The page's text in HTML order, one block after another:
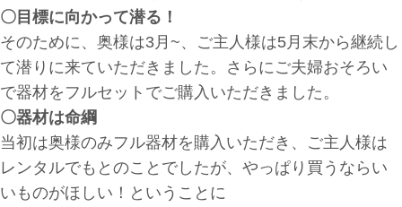
〇目標に向かって潜る！
そのために、奥様は3月~、ご主人様は5月末から継続し
て潜りに来ていただきました。さらにご夫婦おそろい
で器材をフルセットでご購入いただきました。
〇器材は命綱
当初は奥様のみフル器材を購入いただき、ご主人様は
レンタルでもとのことでしたが、やっぱり買うならい
いものがほしい！ということに